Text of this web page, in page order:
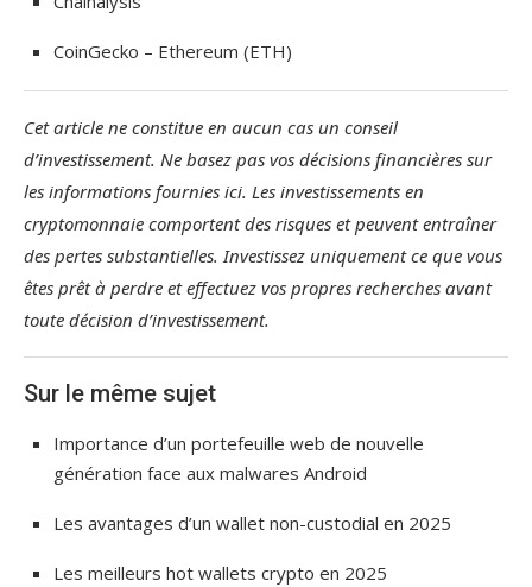
CoinGecko – Ethereum (ETH)
Cet article ne constitue en aucun cas un conseil
d’investissement. Ne basez pas vos décisions financières sur
les informations fournies ici. Les investissements en
cryptomonnaie comportent des risques et peuvent entraîner
des pertes substantielles. Investissez uniquement ce que vous
êtes prêt à perdre et effectuez vos propres recherches avant
toute décision d’investissement.
Sur le même sujet
Importance d’un portefeuille web de nouvelle
génération face aux malwares Android
Les avantages d’un wallet non-custodial en 2025
Les meilleurs hot wallets crypto en 2025